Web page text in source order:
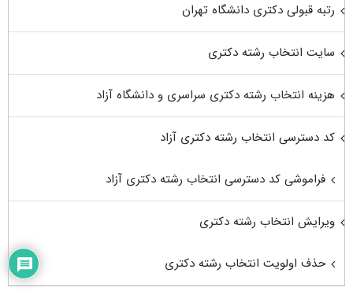
رتبه قبولی دکتری دانشگاه تهران
سایت انتخاب رشته دکتری
هزینه انتخاب رشته دکتری سراسری و دانشگاه آزاد
کد دسترسی انتخاب رشته دکتری آزاد
فراموشی کد دسترسی انتخاب رشته دکتری آزاد
ویرایش انتخاب رشته دکتری
حذف اولویت انتخاب رشته دکتری